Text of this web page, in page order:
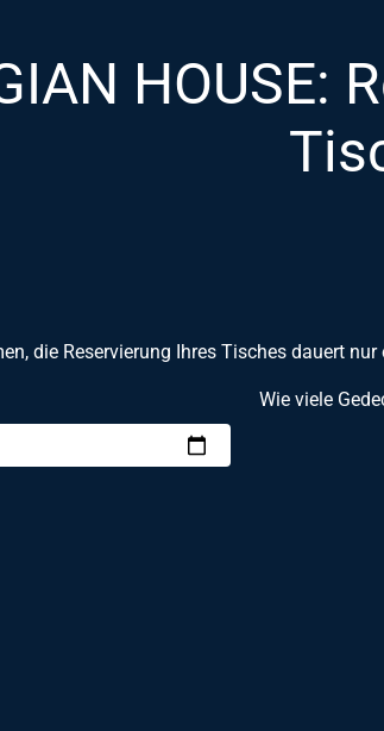
HOUSE:
die Reservierung Ihres Tisches dauert
Wie viele